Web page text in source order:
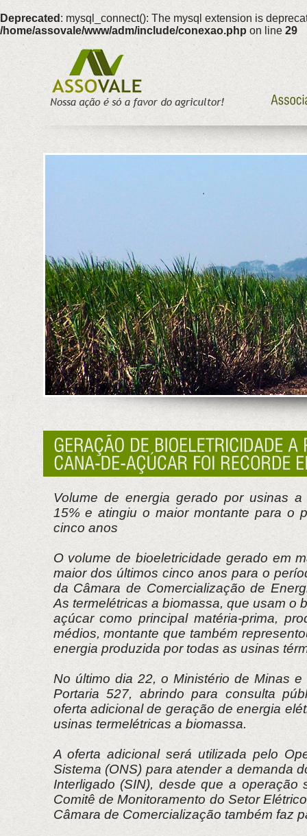
Deprecated : mysql_connect(): The mysql extension is
/home/assovale/www/adm/include/conexao.php on line 29
Volume de energia gerado por usinas a
15% e atingiu o maior montante para o
cinco anos
O volume de bioeletricidade gerado em
maior dos últimos cinco anos para o
da Câmara de Comercialização de
As termelétricas a biomassa, que usam o
açúcar como principal matéria-prima,
médios, montante que também
energia produzida por todas as usinas
No último dia 22, o Ministério de Minas
Portaria 527, abrindo para consulta
oferta adicional de geração de energia
usinas termelétricas a biomassa.
A oferta adicional será utilizada pelo
Sistema (ONS) para atender a demanda
Interligado (SIN), desde que a operação
Comitê de Monitoramento do Setor
Câmara de Comercialização também faz